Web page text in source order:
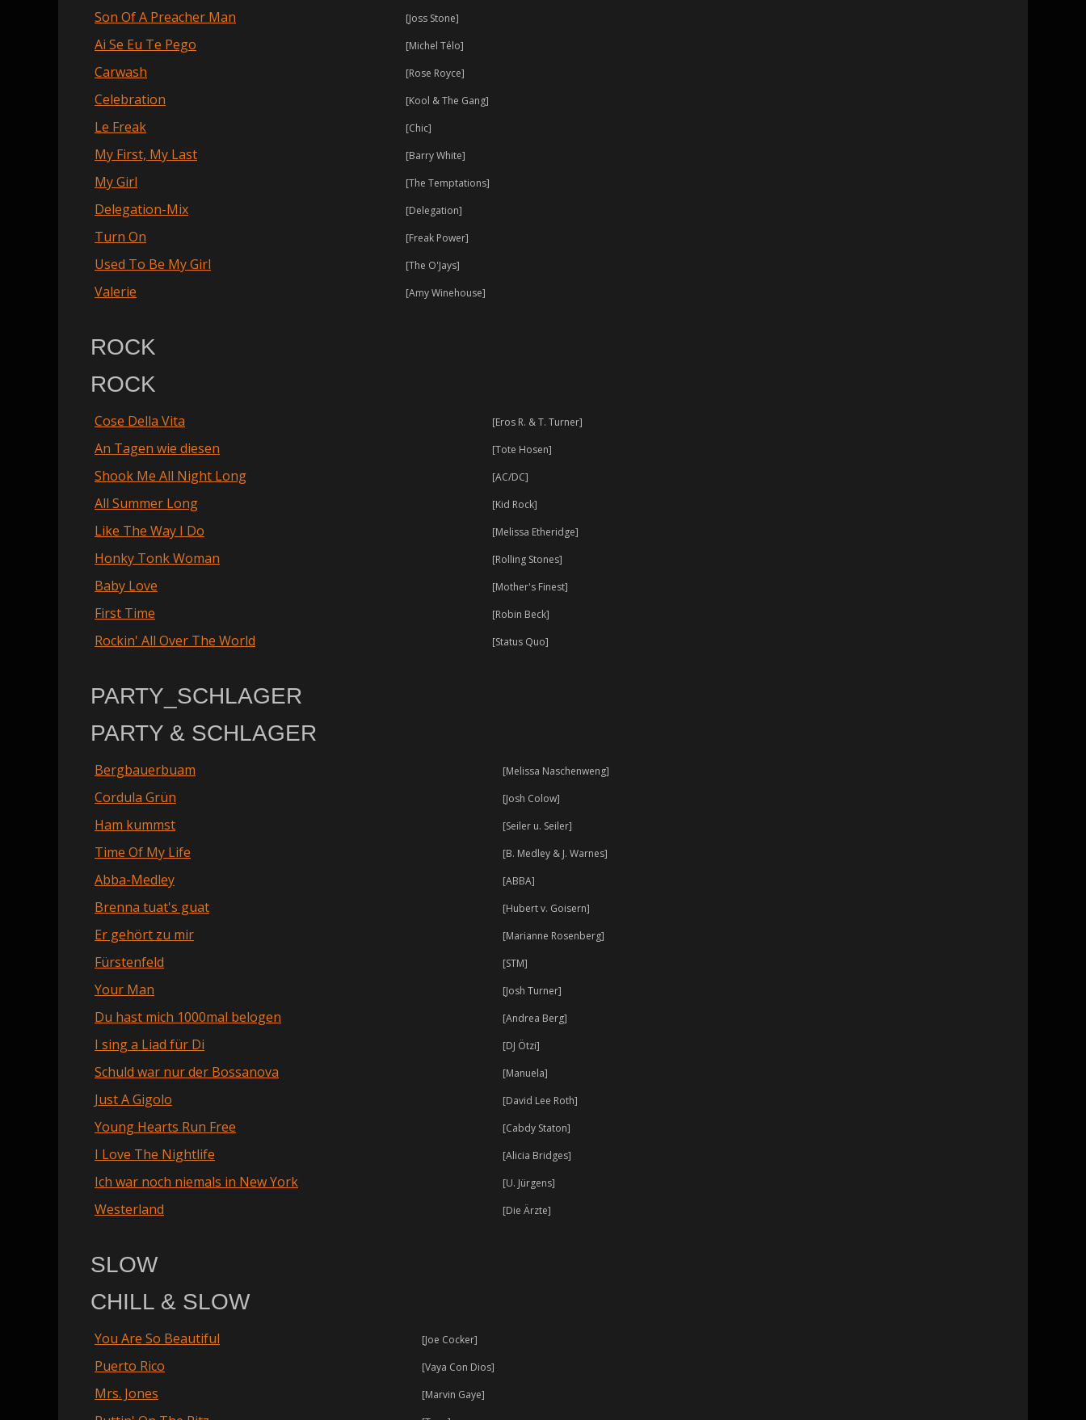
Son Of A Preacher Man [Joss Stone]
Ai Se Eu Te Pego [Michel Télo]
Carwash [Rose Royce]
Celebration [Kool & The Gang]
Le Freak [Chic]
My First, My Last [Barry White]
My Girl [The Temptations]
Delegation-Mix [Delegation]
Turn On [Freak Power]
Used To Be My Girl [The O'Jays]
Valerie [Amy Winehouse]
ROCK
ROCK
Cose Della Vita [Eros R. & T. Turner]
An Tagen wie diesen [Tote Hosen]
Shook Me All Night Long [AC/DC]
All Summer Long [Kid Rock]
Like The Way I Do [Melissa Etheridge]
Honky Tonk Woman [Rolling Stones]
Baby Love [Mother's Finest]
First Time [Robin Beck]
Rockin' All Over The World [Status Quo]
PARTY_SCHLAGER
PARTY & SCHLAGER
Bergbauerbuam [Melissa Naschenweng]
Cordula Grün [Josh Colow]
Ham kummst [Seiler u. Seiler]
Time Of My Life [B. Medley & J. Warnes]
Abba-Medley [ABBA]
Brenna tuat's guat [Hubert v. Goisern]
Er gehört zu mir [Marianne Rosenberg]
Fürstenfeld [STM]
Your Man [Josh Turner]
Du hast mich 1000mal belogen [Andrea Berg]
I sing a Liad für Di [DJ Ötzi]
Schuld war nur der Bossanova [Manuela]
Just A Gigolo [David Lee Roth]
Young Hearts Run Free [Cabdy Staton]
I Love The Nightlife [Alicia Bridges]
Ich war noch niemals in New York [U. Jürgens]
Westerland [Die Ärzte]
SLOW
CHILL & SLOW
You Are So Beautiful [Joe Cocker]
Puerto Rico [Vaya Con Dios]
Mrs. Jones [Marvin Gaye]